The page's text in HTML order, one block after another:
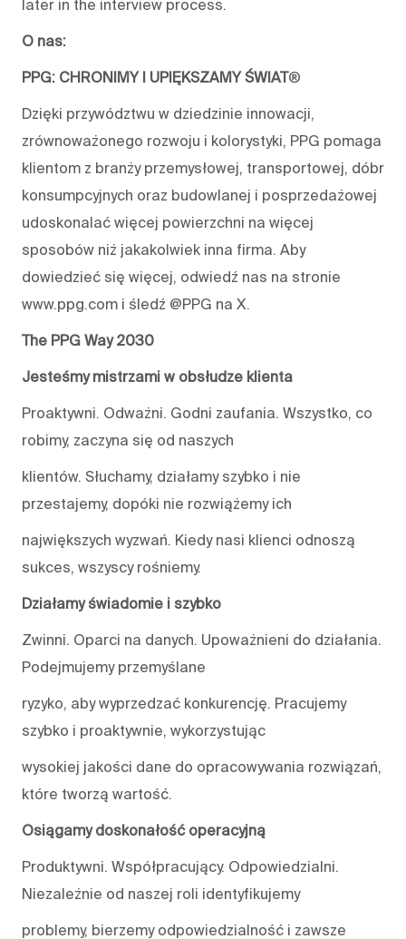
later in the interview process.
O nas:
PPG: CHRONIMY I UPIĘKSZAMY ŚWIAT®
Dzięki przywództwu w dziedzinie innowacji,
zrównoważonego rozwoju i kolorystyki, PPG pomaga
klientom z branży przemysłowej, transportowej, dóbr
konsumpcyjnych oraz budowlanej i posprzedażowej
udoskonalać więcej powierzchni na więcej
sposobów niż jakakolwiek inna firma. Aby
dowiedzieć się więcej, odwiedź nas na stronie
www.ppg.com i śledź @PPG na X.
The PPG Way 2030
Jesteśmy mistrzami w obsłudze klienta
Proaktywni. Odważni. Godni zaufania. Wszystko, co
robimy, zaczyna się od naszych
klientów. Słuchamy, działamy szybko i nie
przestajemy, dopóki nie rozwiążemy ich
największych wyzwań. Kiedy nasi klienci odnoszą
sukces, wszyscy rośniemy.
Działamy świadomie i szybko
Zwinni. Oparci na danych. Upoważnieni do działania.
Podejmujemy przemyślane
ryzyko, aby wyprzedzać konkurencję. Pracujemy
szybko i proaktywnie, wykorzystując
wysokiej jakości dane do opracowywania rozwiązań,
które tworzą wartość.
Osiągamy doskonałość operacyjną
Produktywni. Współpracujący. Odpowiedzialni.
Niezależnie od naszej roli identyfikujemy
problemy, bierzemy odpowiedzialność i zawsze